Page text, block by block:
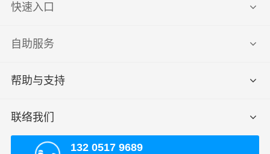
快速入口
自助服务
帮助与支持
联络我们
132 0517 9689